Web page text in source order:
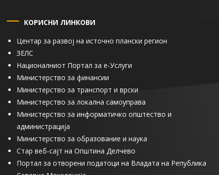
КОРИСНИ ЛИНКОВИ
Центар за развој на источно плански регион
ЗЕЛС
Националниот Портал за е-Услуги
Министерство за финансии
Министерство за транспорт и врски
Министерство за локална самоуправа
Министерство за информатичко општество и
администрација
Министерство за образование и наука
Стар веб-сајт на Општина Делчево
Портал за отворени податоци на Владата на Република